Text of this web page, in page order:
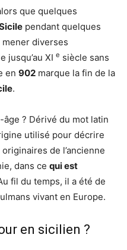
que quelques
pendant quelques
diverses
jusqu’au XI e siècle sans
en 902 marque la fin de la
.
? Dérivé du mot latin
utilisé pour décrire
de l’ancienne
dans ce qui est
fil du temps, il a été de
vivant en Europe.
en sicilien ?